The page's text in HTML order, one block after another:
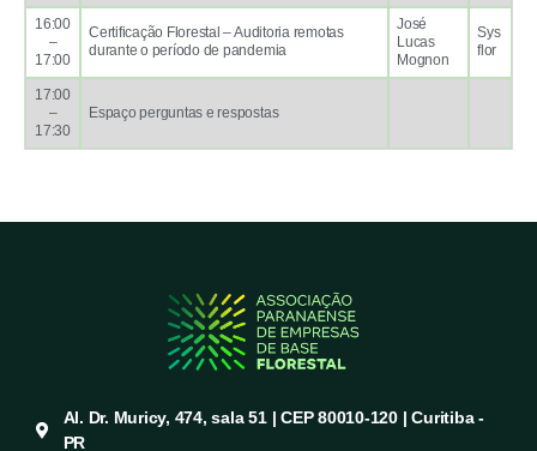
16:00
–
17:00
Certificação Florestal – Auditoria remotas
durante o período de pandemia
José
Lucas
Mognon
Sys
flor
17:00
–
17:30
Espaço perguntas e respostas
Al. Dr. Muricy, 474, sala 51 | CEP 80010-120 | Curitiba -
PR